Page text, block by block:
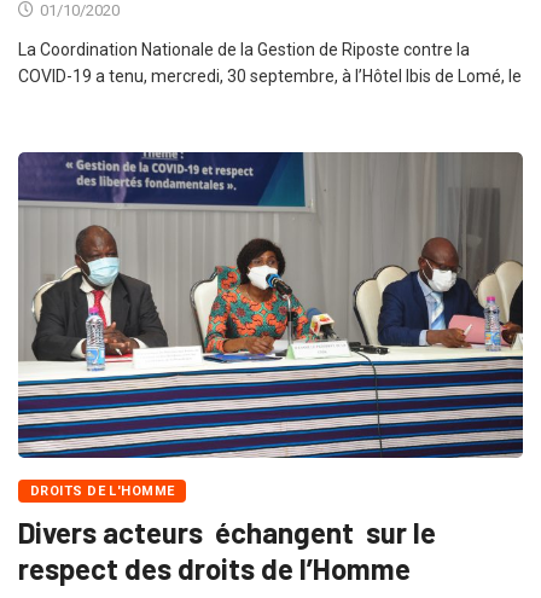
01/10/2020
La Coordination Nationale de la Gestion de Riposte contre la
COVID-19 a tenu, mercredi, 30 septembre, à l’Hôtel Ibis de Lomé, le
DROITS DE L'HOMME
Divers acteurs échangent sur le
respect des droits de l’Homme